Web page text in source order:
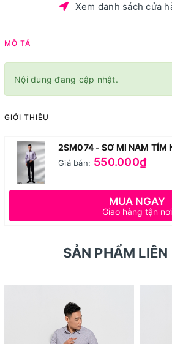
Xem danh sách cửa
MÔ TẢ
Nội dung đang cập nhật.
GIỚI THIỆU
2SM074 - SƠ MI NAM TÍM
Giá bán: 550.000₫
MUA NGAY
Giao hàng tận nơi
SẢN PHẨM LIÊN